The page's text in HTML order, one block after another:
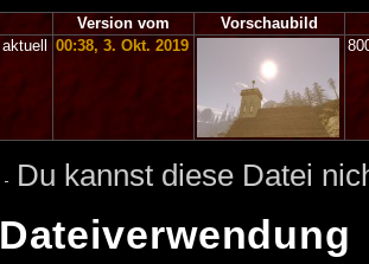
Version vom
Vorschaubild
aktuell
00:38, 3. Okt. 2019
Du kannst diese Datei
Dateiverwendung